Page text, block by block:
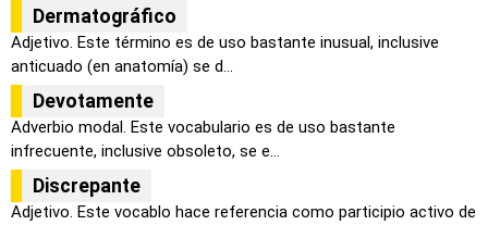
Dermatográfico
Adjetivo. Este término es de uso bastante inusual, inclusive
anticuado (en anatomía) se d...
Devotamente
Adverbio modal. Este vocabulario es de uso bastante
infrecuente, inclusive obsoleto, se e...
Discrepante
Adjetivo. Este vocablo hace referencia como participio activo de